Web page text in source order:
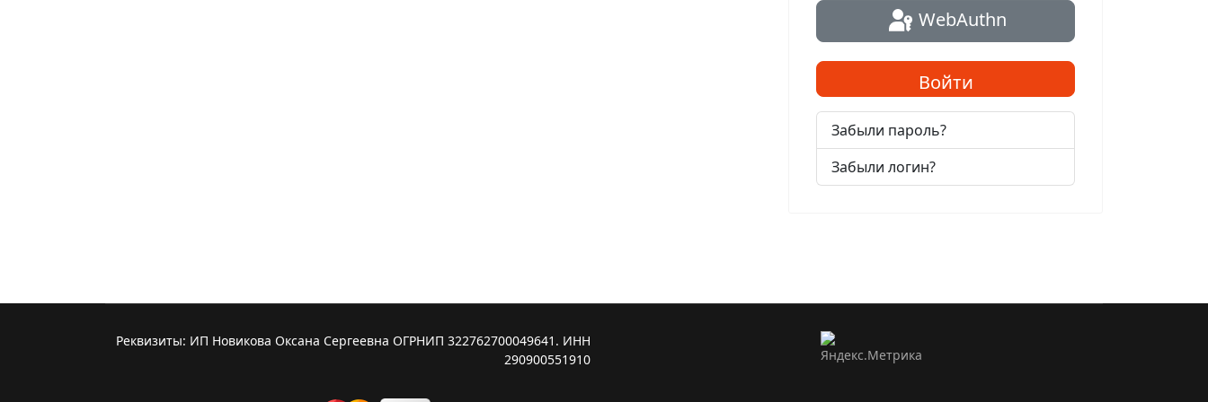
WebAuthn
Войти
Забыли пароль?
Забыли логин?
Реквизиты: ИП Новикова Оксана Сергеевна ОГРНИП 322762700049641. ИНН
290900551910